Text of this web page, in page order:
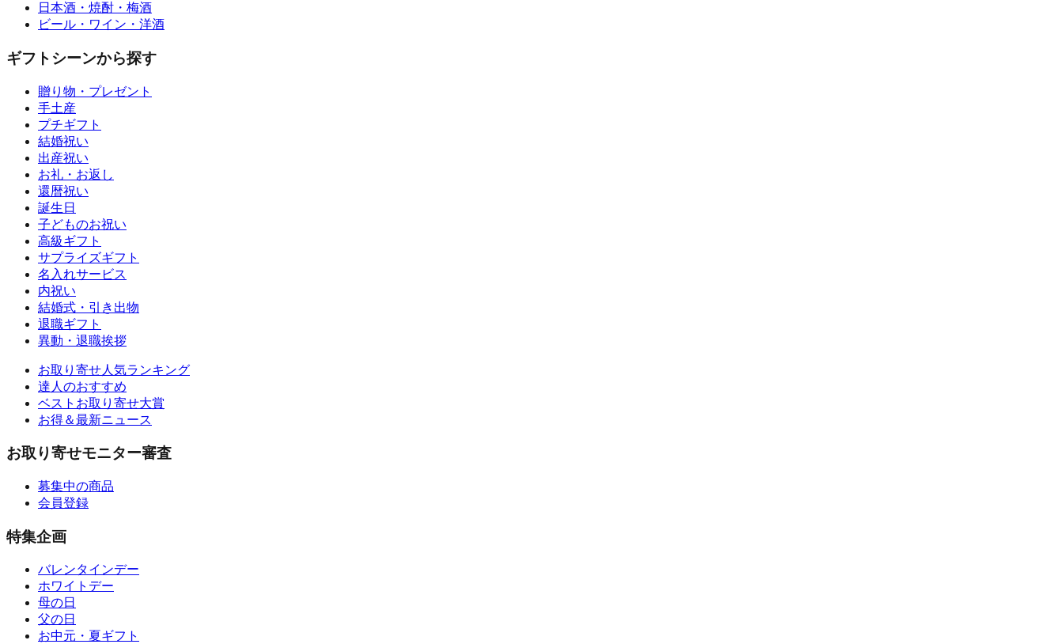
日本酒・焼酎・梅酒
ビール・ワイン・洋酒
ギフトシーンから探す
贈り物・プレゼント
手土産
プチギフト
結婚祝い
出産祝い
お礼・お返し
還暦祝い
誕生日
子どものお祝い
高級ギフト
サプライズギフト
名入れサービス
内祝い
結婚式・引き出物
退職ギフト
異動・退職挨拶
お取り寄せ人気ランキング
達人のおすすめ
ベストお取り寄せ大賞
お得＆最新ニュース
お取り寄せモニター審査
募集中の商品
会員登録
特集企画
バレンタインデー
ホワイトデー
母の日
父の日
お中元・夏ギフト